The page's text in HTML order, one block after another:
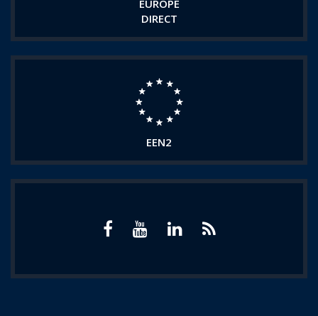
EUROPE
DIRECT
EEN2